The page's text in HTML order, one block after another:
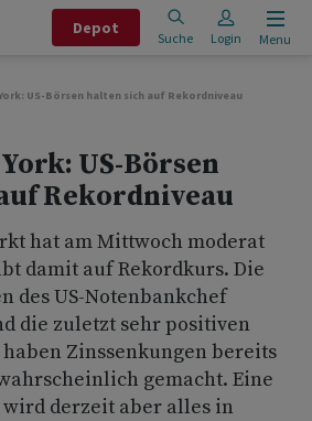
Depot
Suche Login Menu
US-Börsen halten sich auf Rekordniveau
US-Börsen
Rekordniveau
hat am Mittwoch moderat
damit auf Rekordkurs. Die
des US-Notenbankchef
die zuletzt sehr positiven
Zinssenkungen bereits
gemacht. Eine
derzeit aber alles in